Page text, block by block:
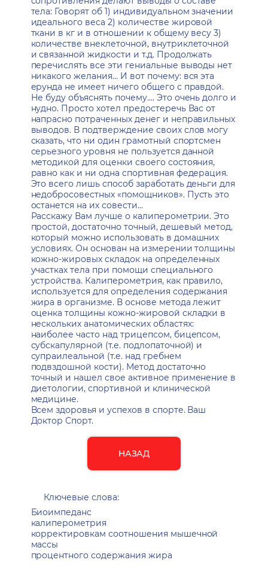
тела: Говорят об 1) индивидуальном значении
идеального веса 2) количестве жировой
ткани в кг и в отношении к общему весу 3)
количестве внеклеточной, внутриклеточной
и связанной жидкости и т.д. Продолжать
перечислять все эти гениальные выводы нет
никакого желания… И вот почему: вся эта
ерунда не имеет ничего общего с правдой.
Не буду объяснять почему…. Это очень долго и
нудно. Просто хотел предостеречь Вас от
напрасно потраченных денег и неправильных
выводов. В подтверждение своих слов могу
сказать, что ни один грамотный спортсмен
серьезного уровня не пользуется данной
методикой для оценки своего состояния,
равно как и ни одна спортивная федерация.
Это всего лишь способ заработать деньги для
недобросовестных «помощников». Пусть это
останется на их совести…
Расскажу Вам лучше о калиперометрии. Это
простой, достаточно точный, дешевый метод,
который можно использовать в домашних
условиях. Он основан на измерении толщины
кожно-жировых складок на определенных
участках тела при помощи специального
устройства. Калиперометрия, как правило,
используется для определения содержания
жира в организме. В основе метода лежит
оценка толщины кожно-жировой складки в
нескольких анатомических областях:
наиболее часто над трицепсом, бицепсом,
субскапулярной (т.е. подлопаточной) и
супраилеальной (т.е. над гребнем
подвздошной кости). Метод достаточно
точный и нашел свое активное применение в
диетологии, спортивной и клинической
медицине.
Всем здоровья и успехов в спорте. Ваш
Доктор Спорт.
НАЗАД
Ключевые слова:
Биоимпеданс
калиперометрия
корректировкам соотношения мышечной
массы
процентного содержания жира